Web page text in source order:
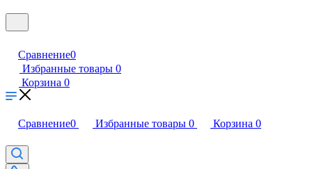
Сравнение0
Избранные товары 0
Корзина 0
Сравнение0 Избранные товары 0 Корзина 0